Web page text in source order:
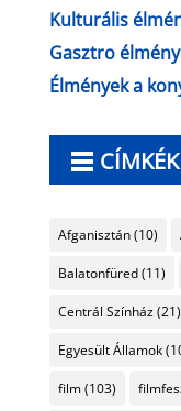
Kulturális
Gasztro
Élmények a
CÍMKÉK
Afganisztán(10)
Balatonfüred(11)
Centrál Színház(21)
Egyesült Államok
film(103)